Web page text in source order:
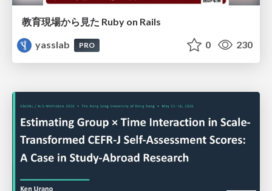
教育現場から見た Ruby on Rails
yasslab
PRO 0 230